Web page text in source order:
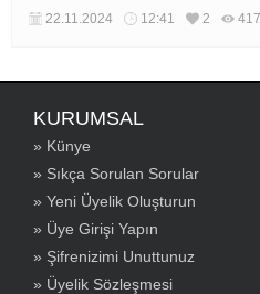
22.11.2024 12:41 2
KURUMSAL
» Künye
» Sıkça Sorulan Sorular
» Yeni Üyelik Oluşturun
» Üye Girişi Yapın
» Şifrenizimi Unuttunuz
» Üyelik Sözleşmesi